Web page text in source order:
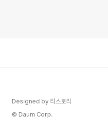
Designed by 티스토리
© Daum Corp.